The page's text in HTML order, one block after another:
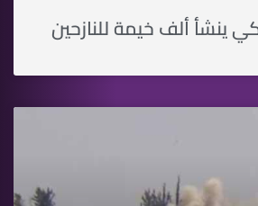
ينشأ ألف خيمة للنازحين